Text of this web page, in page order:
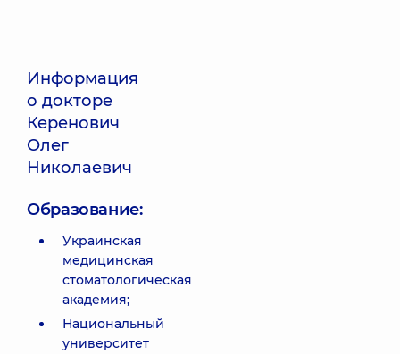
Информация
о докторе
Керенович
Олег
Николаевич
Образование:
Украинская
медицинская
стоматологическая
академия;
Национальный
университет